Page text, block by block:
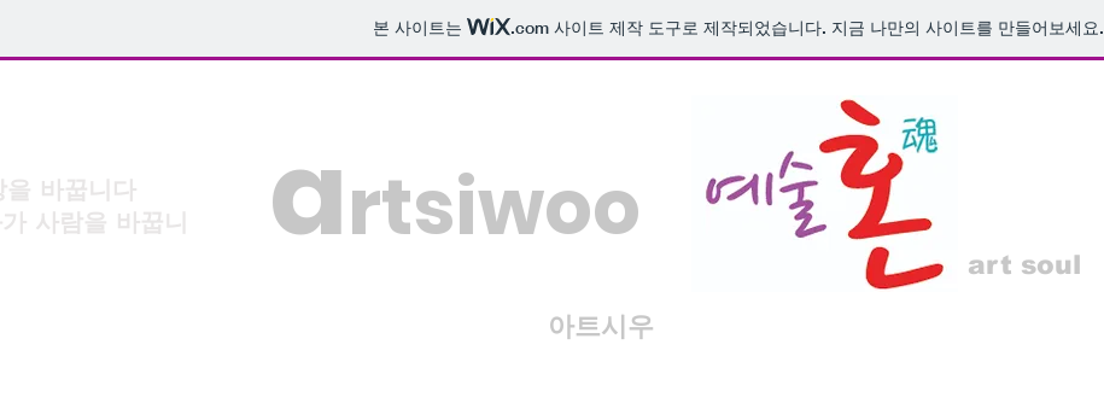
본 사이트는 .com 사이트 제작 도구로 제작되었습니다. 지금 나만의 사이트를 만들어보세요.
바꿉니다
람을 바꿉니
artsiwoo
아트시우
art soul